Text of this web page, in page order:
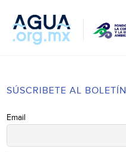
SÚSCRIBETE AL BOLETÍN
Email